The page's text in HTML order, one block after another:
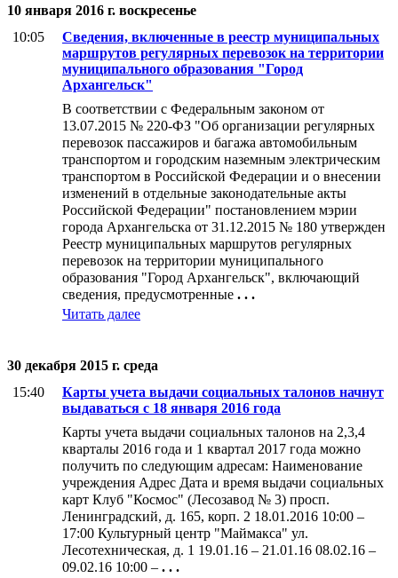
10 января 2016 г. воскресенье
10:05
Сведения, включенные в реестр муниципальных
маршрутов регулярных перевозок на территории
муниципального образования "Город
Архангельск"
В соответствии с Федеральным законом от
13.07.2015 № 220-ФЗ "Об организации регулярных
перевозок пассажиров и багажа автомобильным
транспортом и городским наземным электрическим
транспортом в Российской Федерации и о внесении
изменений в отдельные законодательные акты
Российской Федерации" постановлением мэрии
города Архангельска от 31.12.2015 № 180 утвержден
Реестр муниципальных маршрутов регулярных
перевозок на территории муниципального
образования "Город Архангельск", включающий
сведения, предусмотренные . . .
Читать далее
30 декабря 2015 г. среда
15:40
Карты учета выдачи социальных талонов начнут
выдаваться с 18 января 2016 года
Карты учета выдачи социальных талонов на 2,3,4
кварталы 2016 года и 1 квартал 2017 года можно
получить по следующим адресам: Наименование
учреждения Адрес Дата и время выдачи социальных
карт Клуб "Космос" (Лесозавод № 3) просп.
Ленинградский, д. 165, корп. 2 18.01.2016 10:00 –
17:00 Культурный центр "Маймакса" ул.
Лесотехническая, д. 1 19.01.16 – 21.01.16 08.02.16 –
09.02.16 10:00 – . . .